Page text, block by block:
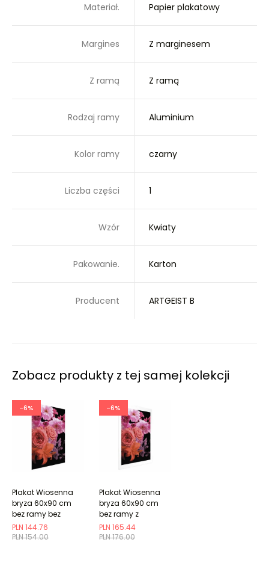
Materiał. Papier plakatowy
Margines Z marginesem
Z ramą Z ramą
Rodzaj ramy Aluminium
Kolor ramy czarny
Liczba części 1
Wzór Kwiaty
Pakowanie. Karton
Producent ARTGEIST B
Zobacz produkty z tej samej kolekcji
-6%
PLN 154.00
PLN 144.76
Plakat Wiosenna
bryza 60x90 cm
bez ramy bez
marginesu
-6%
PLN 176.00
PLN 165.44
Plakat Wiosenna
bryza 60x90 cm
bez ramy z
marginesem